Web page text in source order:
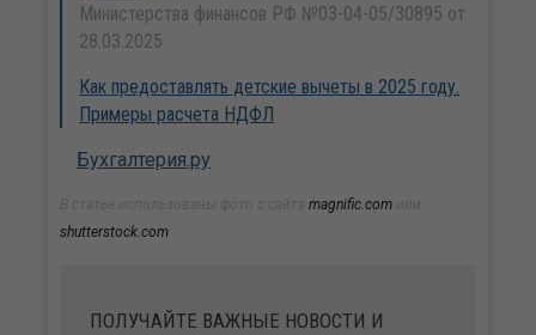
Министерства финансов РФ №03-04-05/30895 от
28.03.2025
Как предоставлять детские вычеты в 2025 году.
Примеры расчета НДФЛ
Бухгалтерия.ру
magnific.com
shutterstock.com
ПОЛУЧАЙТЕ ВАЖНЫЕ НОВОСТИ И